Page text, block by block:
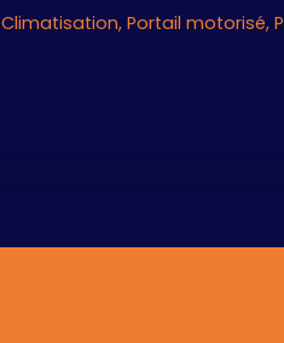
Climatisation, Portail motorisé,